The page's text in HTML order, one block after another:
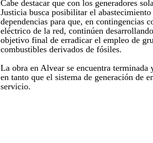
Cabe destacar que con los generadores
Justicia busca posibilitar el
dependencias para que, en contingencias
eléctrico de la red, continúen
objetivo final de erradicar el empleo de
combustibles derivados de fósiles.
La obra en Alvear se encuentra terminada
en tanto que el sistema de generación de
servicio.